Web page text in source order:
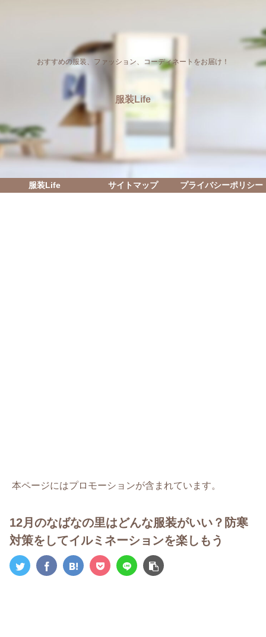
おすすめの服装、ファッション、コーディネートをお届け！
服装Life
服装Life サイトマップ プライバシーポリシー
本ページにはプロモーションが含まれています。
12月のなばなの里はどんな服装がいい？防寒
対策をしてイルミネーションを楽しもう